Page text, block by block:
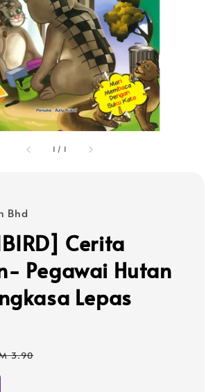
1 / 1
Bhd
Cerita
Pegawai Hutan
Lepas
3.90